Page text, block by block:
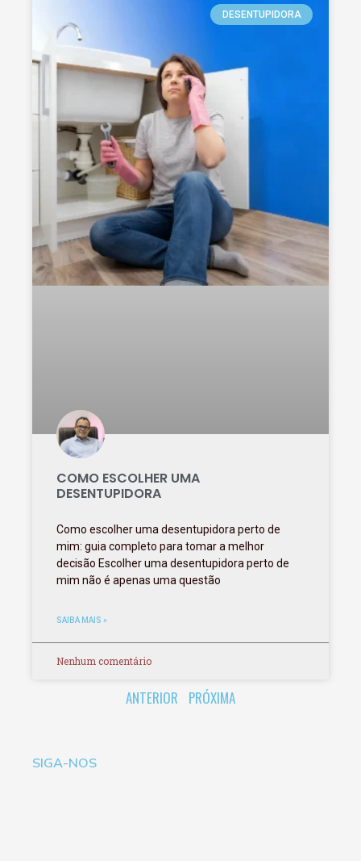
DESENTUPIDORA
COMO ESCOLHER UMA
DESENTUPIDORA
Como escolher uma desentupidora perto de
mim: guia completo para tomar a melhor
decisão Escolher uma desentupidora perto de
mim não é apenas uma questão
SAIBA MAIS »
Nenhum comentário
ANTERIOR PRÓXIMA
SIGA-NOS